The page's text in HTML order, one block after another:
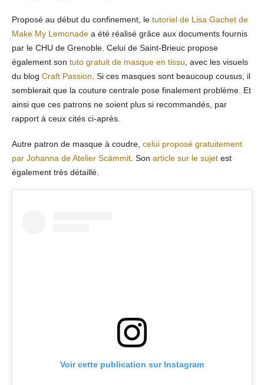
Proposé au début du confinement, le tutoriel de Lisa Gachet de
Make My Lemonade a été réalisé grâce aux documents fournis
par le CHU de Grenoble. Celui de Saint-Brieuc propose
également son tuto gratuit de masque en tissu , avec les visuels
du blog Craft Passion . Si ces masques sont beaucoup cousus, il
semblerait que la couture centrale pose finalement problème. Et
ainsi que ces patrons ne soient plus si recommandés, par
rapport à ceux cités ci-après.
Autre patron de masque à coudre, celui proposé gratuitement
par Johanna de Atelier Scämmit . Son article sur le sujet est
également très détaillé.
Voir cette publication sur Instagram